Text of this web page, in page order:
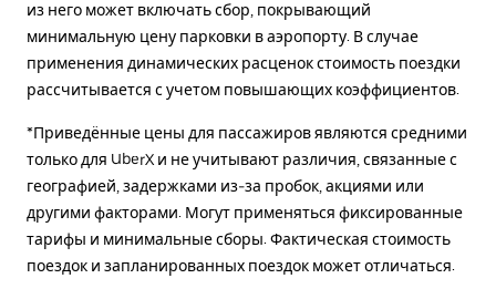
из него может включать сбор, покрывающий
минимальную цену парковки в аэропорту. В случае
применения динамических расценок стоимость поездки
рассчитывается с учетом повышающих коэффициентов.
*Приведённые цены для пассажиров являются средними
только для UberX и не учитывают различия, связанные с
географией, задержками из-за пробок, акциями или
другими факторами. Могут применяться фиксированные
тарифы и минимальные сборы. Фактическая стоимость
поездок и запланированных поездок может отличаться.